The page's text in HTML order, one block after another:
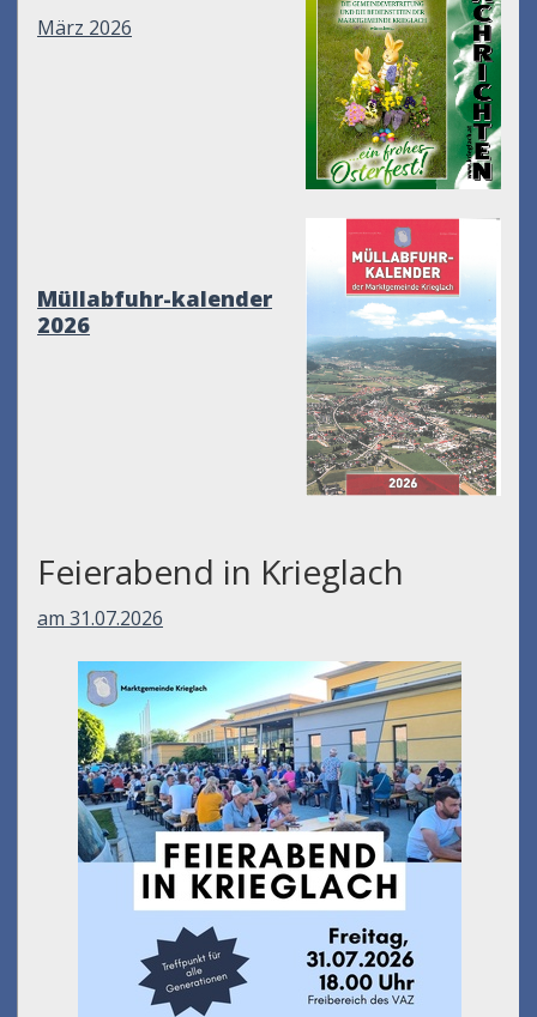
März 2026
Müllabfuhr-kalender
2026
Feierabend in Krieglach
am 31.07.2026